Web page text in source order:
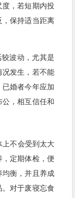
，若短期内投
，保持适当距离
较波动，尤其是
况发生，若不能
婚者今年应加
，相互信任和
不会受到太大
定期体检，便
衡，并且养成
对于废寝忘食